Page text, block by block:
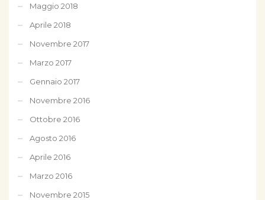
Maggio 2018
Aprile 2018
Novembre 2017
Marzo 2017
Gennaio 2017
Novembre 2016
Ottobre 2016
Agosto 2016
Aprile 2016
Marzo 2016
Novembre 2015